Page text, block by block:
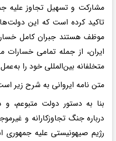
مشارکت و تسهیل تجاوز علیه
تاکید کرده است که این
موظف‌ هستند جبران کامل
ایران، از جمله تمامی خسارات
متخلفانه بین‌المللی خود را
متن نامه ایروانی به شرح زیر
بنا به دستور دولت متبوعم، و
درباره جنگ تجاوزکارانه و
رژیم صیهونیستی علیه